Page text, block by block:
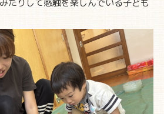
たりして感触を楽しんでいる子ども